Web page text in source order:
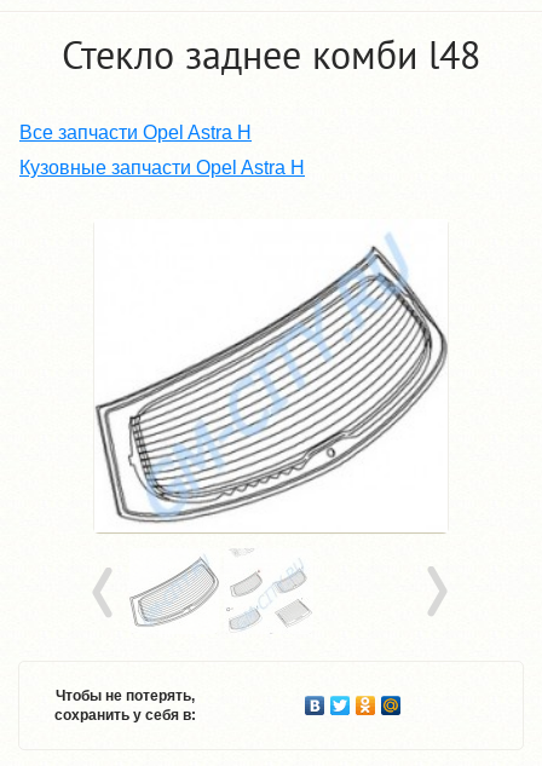
Стекло заднее комби l48
Все запчасти Opel Astra H
Кузовные запчасти Opel Astra H
Чтобы не потерять,
сохранить у себя в: